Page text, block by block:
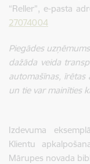
“Reller”, e-pasta
27074004
Piegādes
dažāda veida
automašīnas, īrētas
un tie var mainīties
Izdevuma
Klientu
Mārupes novada